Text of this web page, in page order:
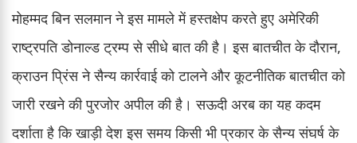
मोहम्मद बिन सलमान ने इस मामले में हस्तक्षेप करते हुए अमेरिकी
राष्ट्रपति डोनाल्ड ट्रम्प से सीधे बात की है। इस बातचीत के दौरान,
क्राउन प्रिंस ने सैन्य कार्रवाई को टालने और कूटनीतिक बातचीत को
जारी रखने की पुरजोर अपील की है। सऊदी अरब का यह कदम
दर्शाता है कि खाड़ी देश इस समय किसी भी प्रकार के सैन्य संघर्ष के